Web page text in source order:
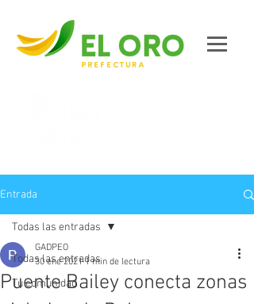
Entrada
Todas las entradas
Tu comunidad
Todas las entradas
Puente Bailey conecta zonas
GADPEO
30 ene 2021 1 min de lectura